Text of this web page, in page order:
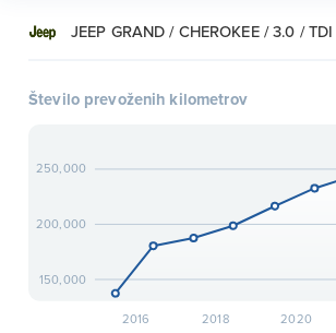
JEEP GRAND / CHEROKEE / 3.0 / TDI
Število prevoženih kilometrov
2016 2018 2020
150,000
200,000
250,000